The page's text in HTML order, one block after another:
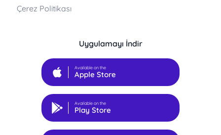
Çerez Politikası
Uygulamayı İndir
Available on the
Apple Store
Available on the
Play Store